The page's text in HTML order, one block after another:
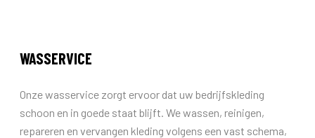
WASSERVICE
Onze wasservice zorgt ervoor dat uw bedrijfskleding
schoon en in goede staat blijft. We wassen, reinigen,
repareren en vervangen kleding volgens een vast schema,